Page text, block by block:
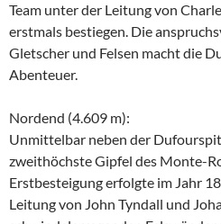
Team unter der Leitung von
erstmals bestiegen. Die
Gletscher und Felsen macht die
Abenteuer.
Nordend (4.609 m):
Unmittelbar neben der
zweithöchste Gipfel des Monte-
Erstbesteigung erfolgte im Jahr
Leitung von John Tyndall und